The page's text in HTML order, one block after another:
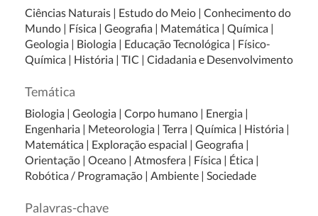
Ciências Naturais | Estudo do Meio | Conhecimento do
Mundo | Física | Geografia | Matemática | Química |
Geologia | Biologia | Educação Tecnológica | Físico-
Química | História | TIC | Cidadania e Desenvolvimento
Temática
Biologia | Geologia | Corpo humano | Energia |
Engenharia | Meteorologia | Terra | Química | História |
Matemática | Exploração espacial | Geografia |
Orientação | Oceano | Atmosfera | Física | Ética |
Robótica / Programação | Ambiente | Sociedade
Palavras-chave